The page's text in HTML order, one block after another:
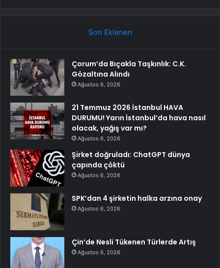
Son Eklenen
Çorum’da Bıçakla Taşkınlık: C.K.
Gözaltına Alındı
Ağustos 6, 2026
21 Temmuz 2026 İstanbul HAVA
DURUMU! Yarın İstanbul’da hava nasıl
olacak, yağış var mı?
Ağustos 6, 2026
Şirket doğruladı: ChatGPT dünya
çapında çöktü
Ağustos 6, 2026
SPK’dan 4 şirketin halka arzına onay
Ağustos 6, 2026
Çin’de Nesli Tükenen Türlerde Artış
Ağustos 6, 2026